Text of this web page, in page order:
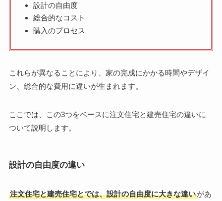
設計の自由度
総合的なコスト
購入のプロセス
これらが異なることにより、家の完成にかかる時間やデザイ
ン、総合的な費用に違いが生まれます。
ここでは、この3つをベースに注文住宅と建売住宅の違いに
ついて説明します。
設計の自由度の違い
注文住宅と建売住宅とでは、設計の自由度に大きな違いがあ